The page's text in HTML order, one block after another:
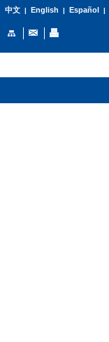
中文| English | Español |